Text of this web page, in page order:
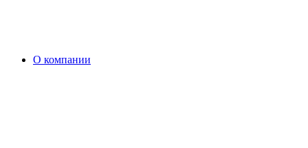
О компании